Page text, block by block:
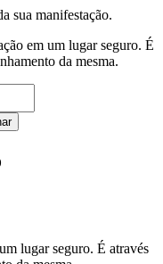
sua manifestação.
em um lugar seguro. É
da mesma.
lugar seguro. É através